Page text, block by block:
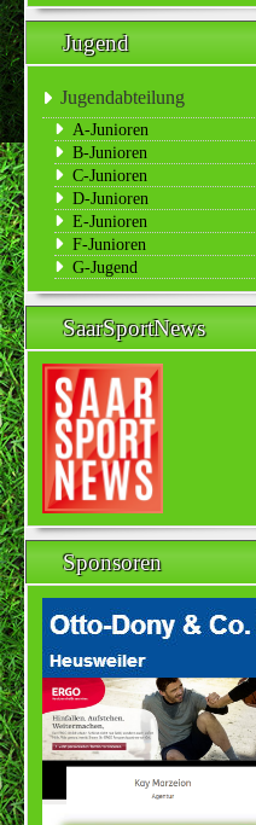
Jugend
Jugendabteilung
A-Junioren
B-Junioren
C-Junioren
D-Junioren
E-Junioren
F-Junioren
G-Jugend
SaarSportNews
Sponsoren